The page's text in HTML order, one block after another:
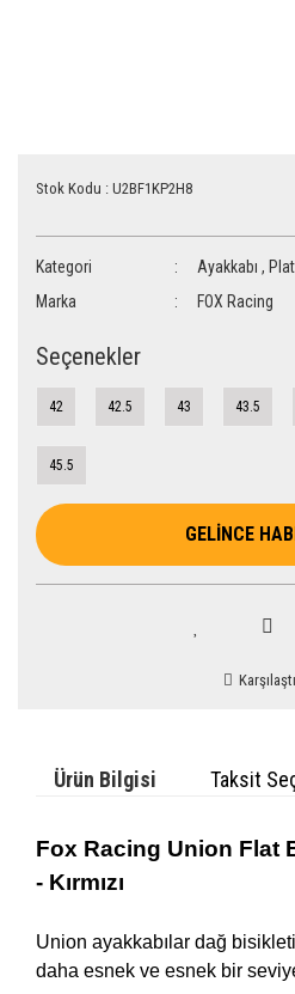
Stok Kodu : U2BF1KP2H8
Kategori Ayakkabı ,
Marka
FOX Racing
Seçenekler
42 42.5 43 43.5
45.5
GELİNCE
Ürün Bilgisi Taksit
Fox Racing Union Flat
- Kırmızı
Union ayakkabılar dağ bisikleti
daha esnek ve esnek bir